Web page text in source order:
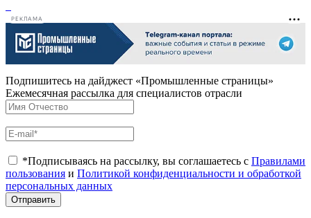
РЕКЛАМА
Подпишитесь на дайджест «Промышленные страницы»
Ежемесячная рассылка для специалистов отрасли
*Подписываясь на рассылку, вы соглашаетесь с Правилами
пользования и Политикой конфиденциальности и обработкой
персональных данных
Отправить